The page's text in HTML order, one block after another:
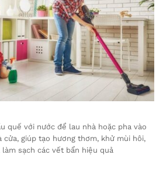
quế với nước để lau nhà hoặc pha vào
cửa, giúp tạo hương thơm, khử mùi hôi,
sạch các vết bẩn hiệu quả